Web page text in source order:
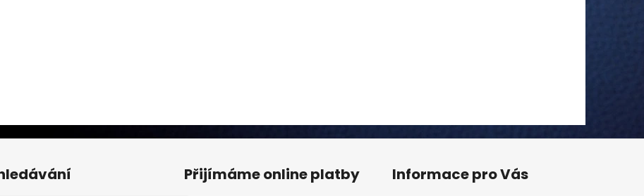
Přijímáme online platby Informace pro Vás